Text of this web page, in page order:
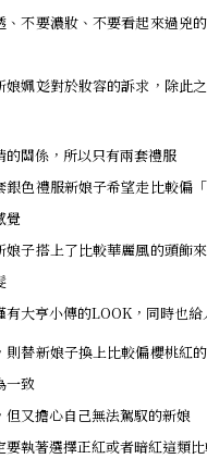
、不要濃妝、不要看起來過兇
娘姵彣對於妝容的訴求，除此
的關係，所以只有兩套禮服
銀色禮服新娘子希望走比較偏
覺
娘子搭上了比較華麗風的頭飾
有大亨小傳的LOOK，同時也
則替新娘子換上比較偏櫻桃紅
一致
但又擔心自己無法駕馭的新娘
要執著選擇正紅或者暗紅這類